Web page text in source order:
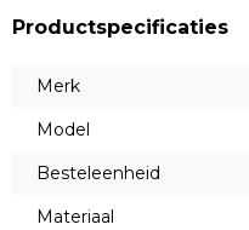
Productspecificaties
Merk
Model
Besteleenheid
Materiaal